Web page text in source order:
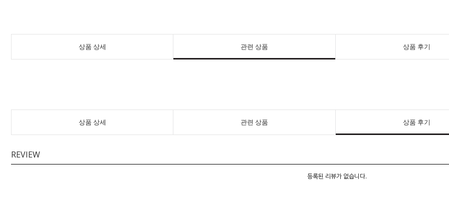
상품 상세 관련 상품 상품 후기
상품 상세 관련 상품 상품 후기
REVIEW
등록된 리뷰가 없습니다.